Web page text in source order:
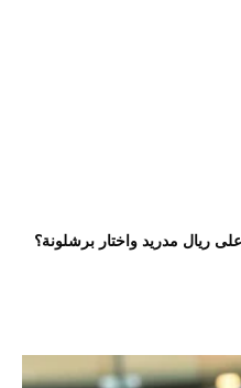
ريال مدريد واختار برشلونة؟